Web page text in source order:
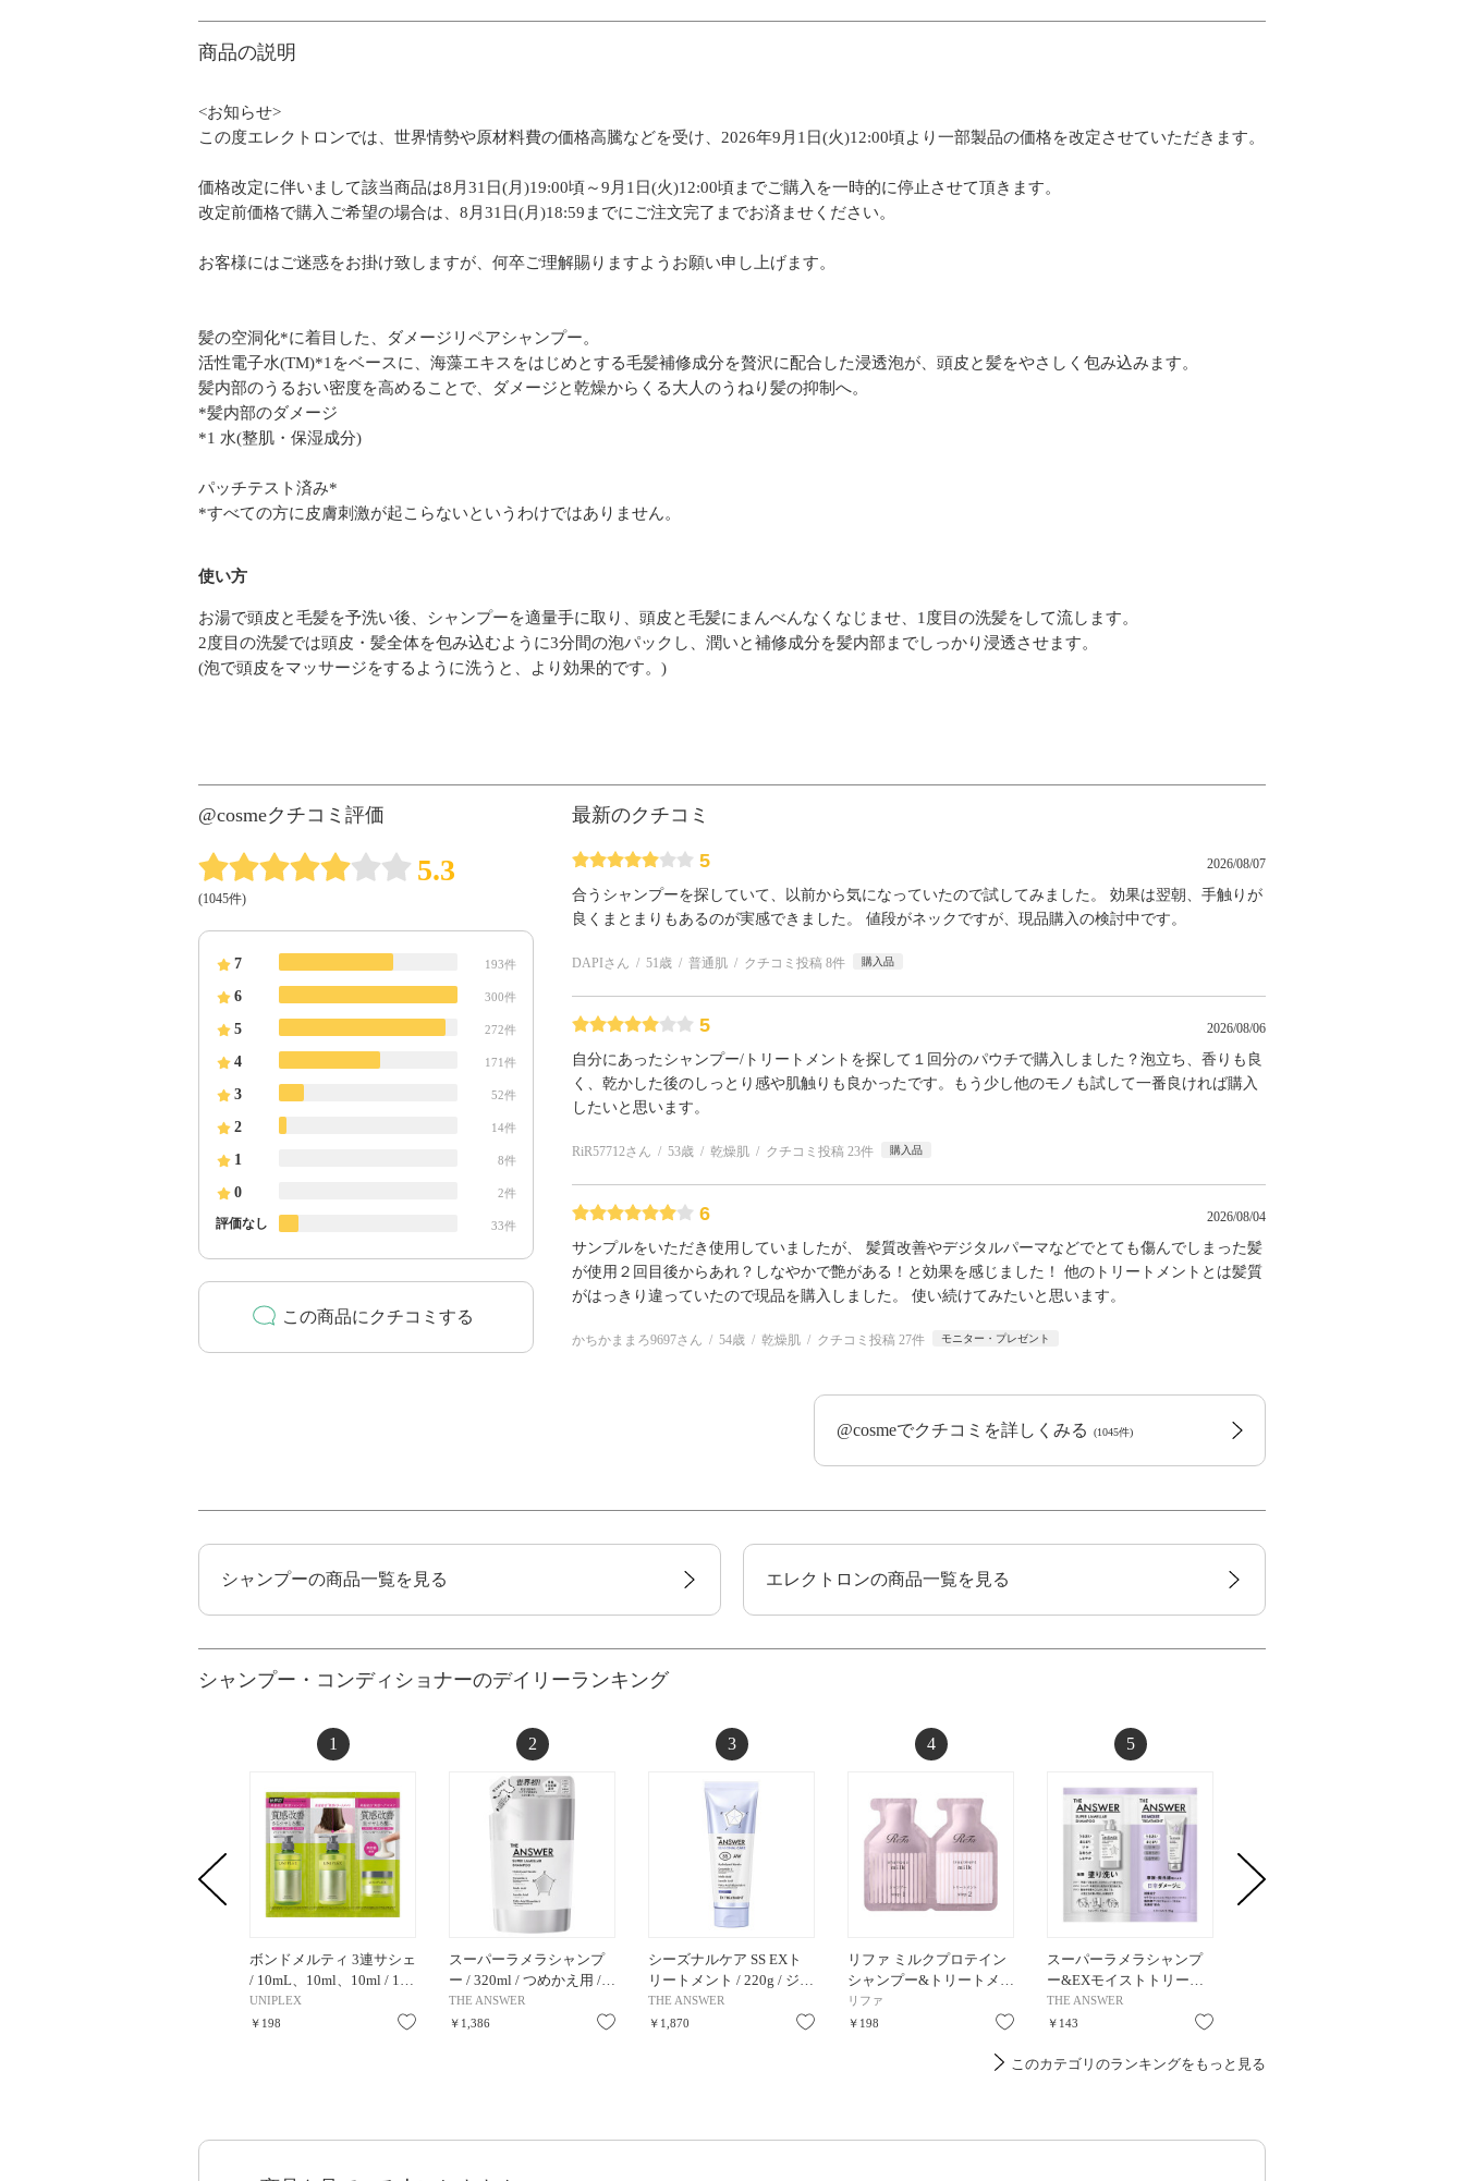
商品の説明
<お知らせ>
この度エレクトロンでは、世界情勢や原材料費の価格高騰などを受け、2026年9月1日(火)12:00頃より一部製品の価格を改定させていただきます。
価格改定に伴いまして該当商品は8月31日(月)19:00頃～9月1日(火)12:00頃までご購入を一時的に停止させて頂きます。
改定前価格で購入ご希望の場合は、8月31日(月)18:59までにご注文完了までお済ませください。
お客様にはご迷惑をお掛け致しますが、何卒ご理解賜りますようお願い申し上げます。
髪の空洞化*に着目した、ダメージリペアシャンプー。
活性電子水(TM)*1をベースに、海藻エキスをはじめとする毛髪補修成分を贅沢に配合した浸透泡が、頭皮と髪をやさしく包み込みます。
髪内部のうるおい密度を高めることで、ダメージと乾燥からくる大人のうねり髪の抑制へ。
*髪内部のダメージ
*1 水(整肌・保湿成分)
パッチテスト済み*
*すべての方に皮膚刺激が起こらないというわけではありません。
使い方
お湯で頭皮と毛髪を予洗い後、シャンプーを適量手に取り、頭皮と毛髪にまんべんなくなじませ、1度目の洗髪をして流します。
2度目の洗髪では頭皮・髪全体を包み込むように3分間の泡パックし、潤いと補修成分を髪内部までしっかり浸透させます。
(泡で頭皮をマッサージをするように洗うと、より効果的です。)
@cosmeクチコミ評価
5.3
(1045件)
7 193件
6 300件
5 272件
4 171件
3 52件
2 14件
1 8件
0 2件
評価なし 33件
この商品にクチコミする
最新のクチコミ
5 2026/08/07
合うシャンプーを探していて、以前から気になっていたので試してみました。 効果は翌朝、手触りが
良くまとまりもあるのが実感できました。 値段がネックですが、現品購入の検討中です。
DAPIさん 51歳 普通肌 クチコミ投稿 8件 購入品
5 2026/08/06
自分にあったシャンプー/トリートメントを探して１回分のパウチで購入しました？泡立ち、香りも良
く、乾かした後のしっとり感や肌触りも良かったです。もう少し他のモノも試して一番良ければ購入
したいと思います。
RiR57712さん 53歳 乾燥肌 クチコミ投稿 23件 購入品
6 2026/08/04
サンプルをいただき使用していましたが、 髪質改善やデジタルパーマなどでとても傷んでしまった髪
が使用２回目後からあれ？しなやかで艶がある！と効果を感じました！ 他のトリートメントとは髪質
がはっきり違っていたので現品を購入しました。 使い続けてみたいと思います。
かちかままろ9697さん 54歳 乾燥肌 クチコミ投稿 27件 モニター・プレゼント
@cosmeでクチコミを詳しくみる (1045件)
シャンプーの商品一覧を見る エレクトロンの商品一覧を見る
シャンプー・コンディショナーのデイリーランキング
1
ボンドメルティ 3連サシェ
/ 10mL、10ml、10ml / 1…
UNIPLEX
￥198
お気に入り
2
スーパーラメラシャンプ
ー / 320ml / つめかえ用 /…
THE ANSWER
￥1,386
お気に入り
3
シーズナルケア SS EXト
リートメント / 220g / ジ…
THE ANSWER
￥1,870
お気に入り
4
リファ ミルクプロテイン
シャンプー&トリートメ…
リファ
￥198
お気に入り
5
スーパーラメラシャンプ
ー&EXモイストトリー…
THE ANSWER
￥143
このカテゴリのランキングをもっと見る